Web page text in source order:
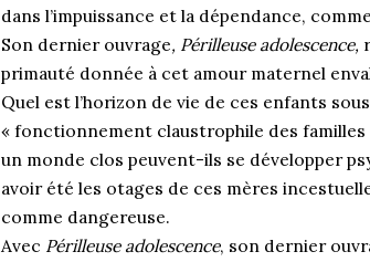
dans l’impuissance et la dépendance,
Son dernier ouvrage, Périlleuse adolescence,
primauté donnée à cet amour maternel
Quel est l’horizon de vie de ces enfants
« fonctionnement claustrophile des
un monde clos peuvent-ils se développer
avoir été les otages de ces mères
comme dangereuse.
Avec Périlleuse adolescence, son dernier